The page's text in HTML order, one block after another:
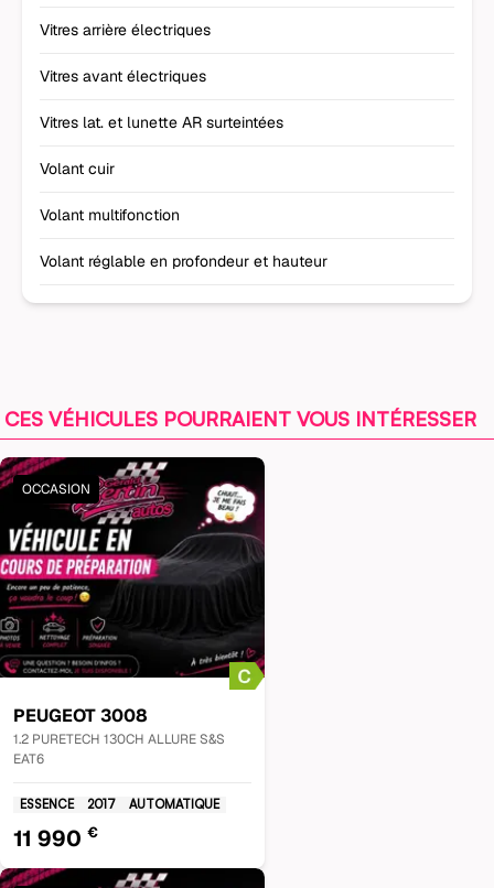
Vitres arrière électriques
Vitres avant électriques
Vitres lat. et lunette AR surteintées
Volant cuir
Volant multifonction
Volant réglable en profondeur et hauteur
CES VÉHICULES POURRAIENT VOUS INTÉRESSER
OCCASION
PEUGEOT3008
1.2 PURETECH 130CH ALLURE S&S
EAT6
ESSENCE 2017 AUTOMATIQUE
11 990 €